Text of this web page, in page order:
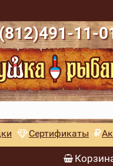
11-
Сертификаты